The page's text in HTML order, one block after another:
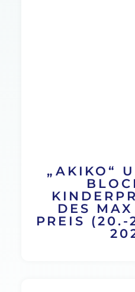
„AKIKO“
DES
PREIS (20.-